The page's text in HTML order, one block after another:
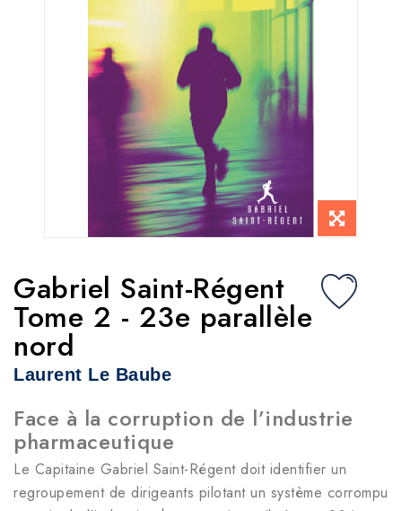
Gabriel Saint-Régent
Tome 2 - 23e parallèle
nord
Laurent Le Baube
Face à la corruption de l’industrie
pharmaceutique
Le Capitaine Gabriel Saint-Régent doit identifier un
regroupement de dirigeants pilotant un système corrompu